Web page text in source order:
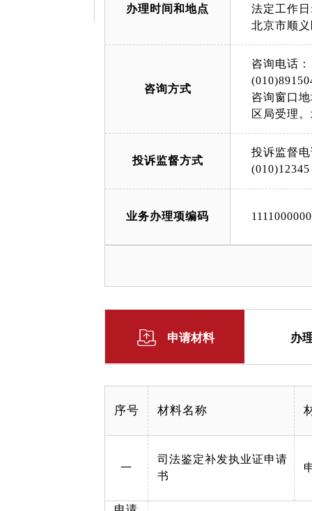
办理时间和地点
法定工作
北京市顺
咨询方式
咨询电话：
咨询窗口
区局受理
投诉监督方式
投诉监督
(010)12345
业务办理项编码
申请材料 办
序号 材料名称
一
司法鉴定补发执业证申请
书